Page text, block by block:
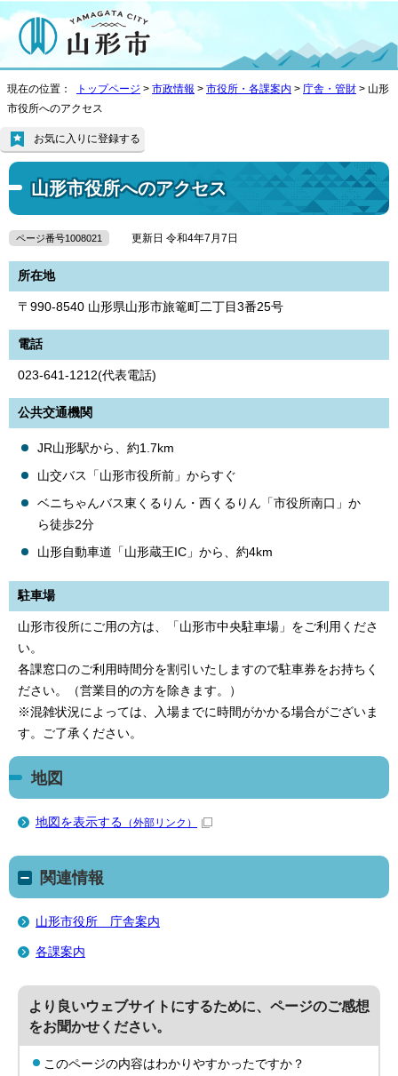
現在の位置： トップページ > 市政情報 > 市役所・各課案内 > 庁舎・管財 > 山形
市役所へのアクセス
山形市役所へのアクセス
お気に入りに登録する
ページ番号1008021 更新日 令和4年7月7日
所在地
〒990-8540 山形県山形市旅篭町二丁目3番25号
電話
023-641-1212(代表電話)
公共交通機関
JR山形駅から、約1.7km
山交バス「山形市役所前」からすぐ
ベニちゃんバス東くるりん・西くるりん「市役所南口」か
ら徒歩2分
山形自動車道「山形蔵王IC」から、約4km
駐車場
山形市役所にご用の方は、「山形市中央駐車場」をご利用くださ
い。
各課窓口のご利用時間分を割引いたしますので駐車券をお持ちく
ださい。（営業目的の方を除きます。）
※混雑状況によっては、入場までに時間がかかる場合がございま
す。ご了承ください。
地図
地図を表示する （外部リンク）
関連情報
山形市役所 庁舎案内
各課案内
より良いウェブサイトにするために、ページのご感想
をお聞かせください。
このページの内容はわかりやすかったですか？